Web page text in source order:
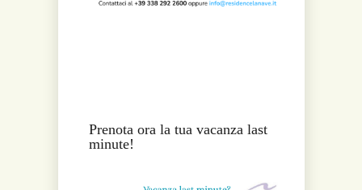
Prenota ora la tua vacanza last
minute!